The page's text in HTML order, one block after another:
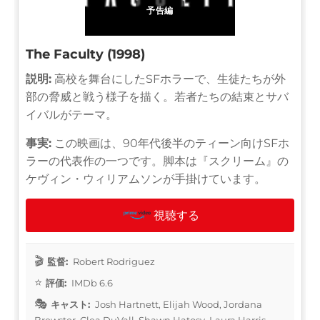
予告編
The Faculty (1998)
説明: 高校を舞台にしたSFホラーで、生徒たちが外
部の脅威と戦う様子を描く。若者たちの結束とサバ
イバルがテーマ。
事実: この映画は、90年代後半のティーン向けSFホ
ラーの代表作の一つです。脚本は『スクリーム』の
ケヴィン・ウィリアムソンが手掛けています。
視聴する
監督: Robert Rodriguez
評価: IMDb 6.6
キャスト: Josh Hartnett, Elijah Wood, Jordana